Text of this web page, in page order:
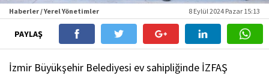
Haberler / Yerel Yönetimler 8 Eylül 2024 Pazar 15:13
PAYLAŞ
İzmir Büyükşehir Belediyesi ev sahipliğinde İZFAŞ